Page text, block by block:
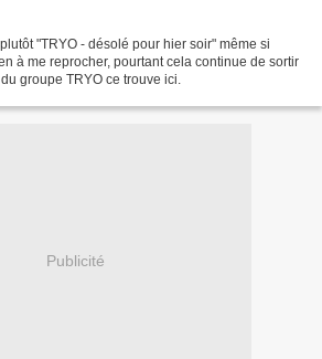
"TRYO - désolé pour hier soir" même si
à me reprocher, pourtant cela continue de sortir
groupe TRYO ce trouve ici.
Publicité